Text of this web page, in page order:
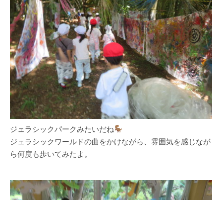
ジェラシックパークみたいだね
ジェラシックワールドの曲をかけながら、雰囲気を感じなが
ら何度も歩いてみたよ。